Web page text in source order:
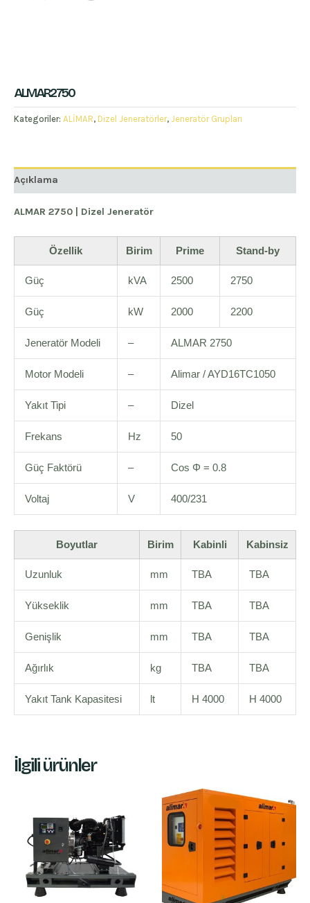
ALMAR2750
Kategoriler: ALİMAR, Dizel Jeneratörler, Jeneratör Grupları
Açıklama
ALMAR 2750 | Dizel Jeneratör
Özellik Birim Prime Stand-by
Güç kVA 2500 2750
Güç kW 2000 2200
Jeneratör Modeli – ALMAR 2750
Motor Modeli – Alimar / AYD16TC1050
Yakıt Tipi – Dizel
Frekans Hz 50
Güç Faktörü – Cos Φ = 0.8
Voltaj V 400/231
Boyutlar Birim Kabinli Kabinsiz
Uzunluk mm TBA TBA
Yükseklik mm TBA TBA
Genişlik mm TBA TBA
Ağırlık kg TBA TBA
Yakıt Tank Kapasitesi lt H 4000 H 4000
İlgili ürünler